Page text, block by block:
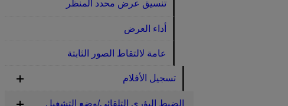
تنسيق عرض محدد المنظر
أداء العرض
عامة لالتقاط الصور الثابتة
تسجيل الأفلام
الضبط البؤري التلقائي/وضع التشغيل